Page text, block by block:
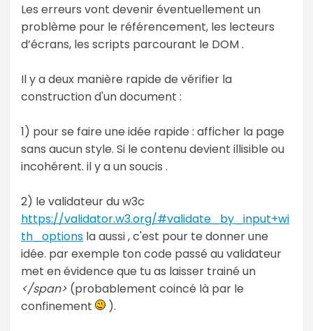
Les erreurs vont devenir éventuellement un
problème pour le référencement, les lecteurs
d’écrans, les scripts parcourant le DOM .
Il y a deux manière rapide de vérifier la
construction d'un document :
1) pour se faire une idée rapide : afficher la page
sans aucun style. Si le contenu devient illisible ou
incohérent. il y a un soucis .
2) le validateur du w3c
https://validator.w3.org/#validate_by_input+wi
th_options la aussi , c'est pour te donner une
idée. par exemple ton code passé au validateur
met en évidence que tu as laisser trainé un
</span> (probablement coincé là par le
confinement
).